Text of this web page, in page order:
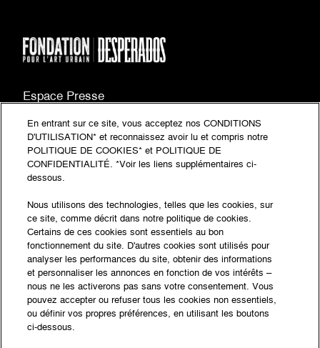
Espace Presse
FAQ
Plan du site
Mentions légales (document
ouvre
dans
un
nouvel
onglet)
PDF,
ouvre
dans
un
nouvel
onglet)
Accessibilité : partiellement conforme
© Fondation Desperados 2026 - Tous droits
réservés
Suivez l'actualité
de la Fondation
En entrant sur ce site, vous acceptez nos CONDITIONS
D'UTILISATION* et reconnaissez avoir lu et compris notre
POLITIQUE DE COOKIES* et POLITIQUE DE
CONFIDENTIALITÉ. *Voir les liens supplémentaires ci-
dessous.
Nous utilisons des technologies, telles que les cookies, sur
ce site, comme décrit dans notre politique de cookies.
Certains de ces cookies sont essentiels au bon
fonctionnement du site. D'autres cookies sont utilisés pour
analyser les performances du site, obtenir des informations
et personnaliser les annonces en fonction de vos intérêts –
nous ne les activerons pas sans votre consentement. Vous
pouvez accepter ou refuser tous les cookies non essentiels,
ou définir vos propres préférences, en utilisant les boutons
ci-dessous.